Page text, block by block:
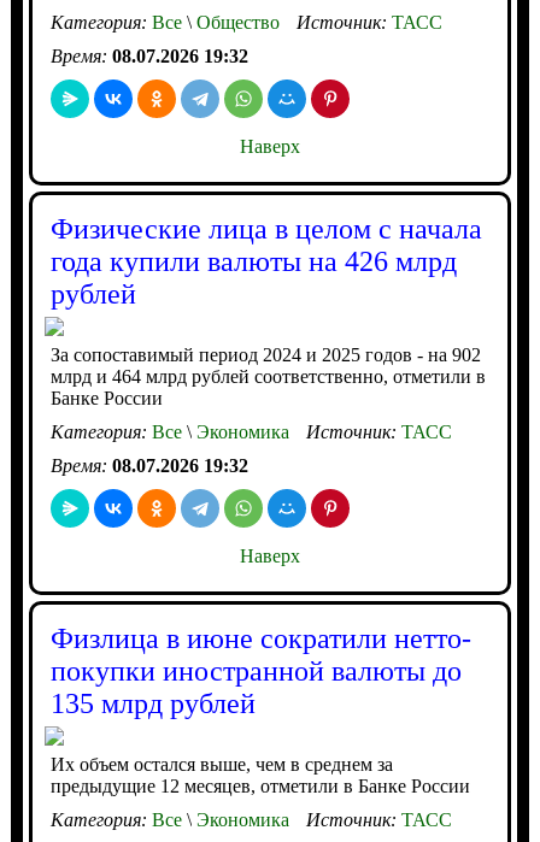
Категория: Все\Общество Источник: ТАСС
Время: 08.07.2026 19:32
Наверх
Физические лица в целом с начала
года купили валюты на 426 млрд
рублей
За сопоставимый период 2024 и 2025 годов - на 902
млрд и 464 млрд рублей соответственно, отметили в
Банке России
Категория: Все\Экономика Источник: ТАСС
Время: 08.07.2026 19:32
Наверх
Физлица в июне сократили нетто-
покупки иностранной валюты до
135 млрд рублей
Их объем остался выше, чем в среднем за
предыдущие 12 месяцев, отметили в Банке России
Категория: Все\Экономика Источник: ТАСС